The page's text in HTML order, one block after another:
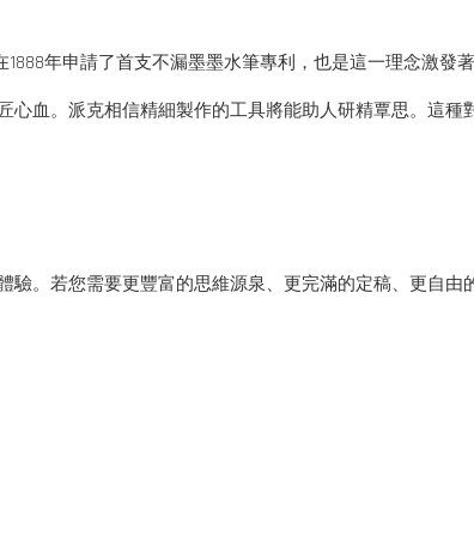
年申請了首支不漏墨墨水筆專利，也是這一理念激發
血。派克相信精細製作的工具將能助人研精覃思。這
。若您需要更豐富的思維源泉、更完滿的定稿、更自